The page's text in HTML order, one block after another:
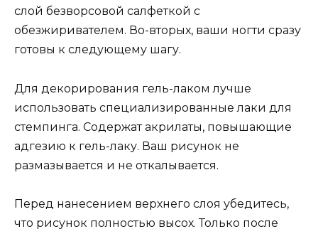
слой безворсовой салфеткой с
обезжиривателем. Во-вторых, ваши ногти сразу
готовы к следующему шагу.
Для декорирования гель-лаком лучше
использовать специализированные лаки для
стемпинга. Содержат акрилаты, повышающие
адгезию к гель-лаку. Ваш рисунок не
размазывается и не откалывается.
Перед нанесением верхнего слоя убедитесь,
что рисунок полностью высох. Только после